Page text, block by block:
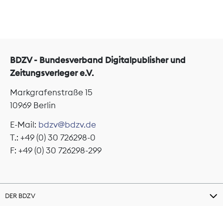
BDZV - Bundesverband Digitalpublisher und
Zeitungsverleger e.V.
Markgrafenstraße 15
10969 Berlin
E-Mail: bdzv@bdzv.de
T.: +49 (0) 30 726298-0
F: +49 (0) 30 726298-299
DER BDZV